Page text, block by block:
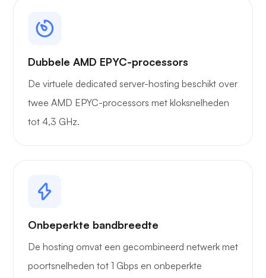
Dubbele AMD EPYC-processors
De virtuele dedicated server-hosting beschikt over
twee AMD EPYC-processors met kloksnelheden
tot 4,3 GHz.
Onbeperkte bandbreedte
De hosting omvat een gecombineerd netwerk met
poortsnelheden tot 1 Gbps en onbeperkte